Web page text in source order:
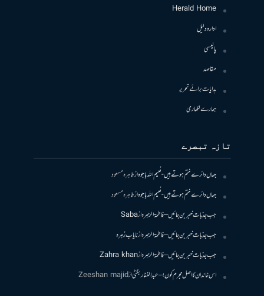
Herald Home
ادارہ دلیل
پالیسی
مقاصد
ہدایات برائے تحریر
ہمارے لکھاری
تازہ تبصرے
جہاں دائرے ختم ہوتے ہیں- نعیم اللہ باجوہازطاہرہ مسعود
جہاں دائرے ختم ہوتے ہیں- نعیم اللہ باجوہازطاہرہ مسعود
جب جذبات خبر بن جائیں – فاطمۃالزہرہازSaba
جب جذبات خبر بن جائیں – فاطمۃالزہرہازنایاب زہرہ
جب جذبات خبر بن جائیں – فاطمۃالزہرہازZahra khan
اس خاندان کا اصل مجرم کون! – عبدالغفار بگٹیازZeeshan majid